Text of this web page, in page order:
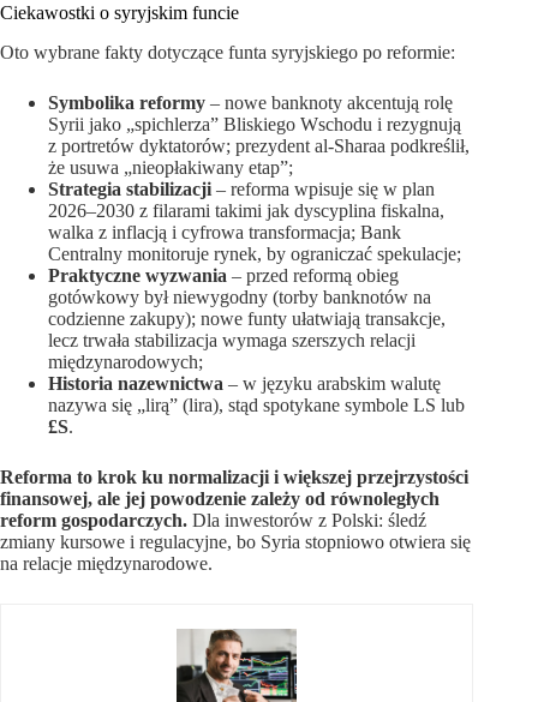
Ciekawostki o syryjskim funcie
Oto wybrane fakty dotyczące funta syryjskiego po reformie:
Symbolika reformy – nowe banknoty akcentują rolę
Syrii jako „spichlerza” Bliskiego Wschodu i rezygnują
z portretów dyktatorów; prezydent al-Sharaa podkreślił,
że usuwa „nieopłakiwany etap”;
Strategia stabilizacji – reforma wpisuje się w plan
2026–2030 z filarami takimi jak dyscyplina fiskalna,
walka z inflacją i cyfrowa transformacja; Bank
Centralny monitoruje rynek, by ograniczać spekulacje;
Praktyczne wyzwania – przed reformą obieg
gotówkowy był niewygodny (torby banknotów na
codzienne zakupy); nowe funty ułatwiają transakcje,
lecz trwała stabilizacja wymaga szerszych relacji
międzynarodowych;
Historia nazewnictwa – w języku arabskim walutę
nazywa się „lirą” (lira), stąd spotykane symbole LS lub
£S.
Reforma to krok ku normalizacji i większej przejrzystości
finansowej, ale jej powodzenie zależy od równoległych
reform gospodarczych. Dla inwestorów z Polski: śledź
zmiany kursowe i regulacyjne, bo Syria stopniowo otwiera się
na relacje międzynarodowe.